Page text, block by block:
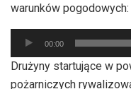
warunków pogodowych:
Odtwarzacz
plików
dźwiękowych
00:00
Drużyny startujące w
pożarniczych